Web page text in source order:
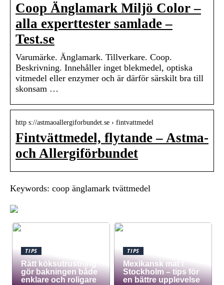
Coop Änglamark Miljö Color –
alla experttester samlade –
Test.se
Varumärke. Änglamark. Tillverkare. Coop.
Beskrivning. Innehåller inget blekmedel, optiska
vitmedel eller enzymer och är därför särskilt bra till
skonsam …
http s://astmaoallergiforbundet.se › fintvattmedel
Fintvättmedel, flytande – Astma-
och Allergiförbundet
Keywords: coop änglamark tvättmedel
TIPS
Rätt köksutrustning
gör bakningen både
enklare och roligare
TIPS
Mexikansk mat i
Stockholm – tips för
en bättre upplevelse